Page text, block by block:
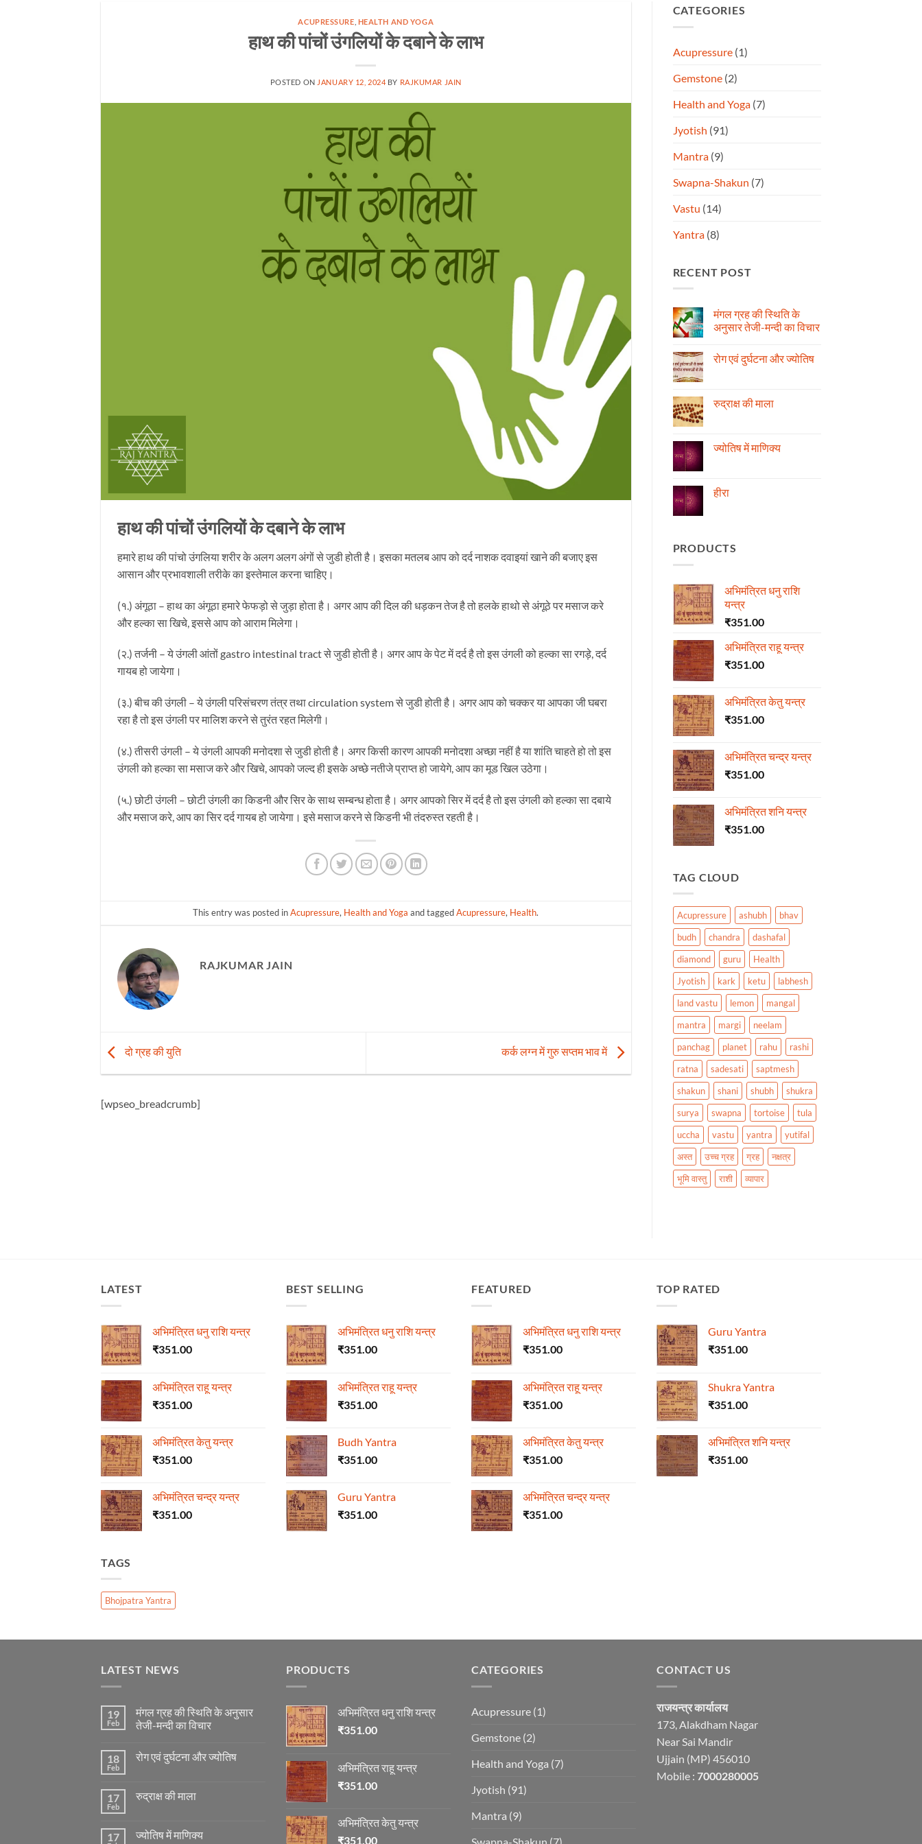
ACUPRESSURE HEALTH AND YOGA
हाथ की पांचों उंगलियों के दबाने के लाभ
POSTED ON JANUARY 12, 2024 BY RAJKUMAR JAIN
हाथ की पांचों उंगलियों के दबाने के लाभ
हमारे हाथ की पांचो उंगलिया शरीर के अलग अलग अंगों से जुडी होती है। इसका मतलब आप को दर्द नाशक दवाइयां खाने की बजाए इस
आसान और प्रभावशाली तरीके का इस्तेमाल करना चाहिए।
(१.) अंगूठा – हाथ का अंगूठा हमारे फेफड़ो से जुड़ा होता है। अगर आप की दिल की धड़कन तेज है तो हलके हाथो से अंगूठे पर मसाज करे
और हल्का सा खिचे, इससे आप को आराम मिलेगा।
(२.) तर्जनी – ये उंगली आंतों gastro intestinal tract से जुडी होती है। अगर आप के पेट में दर्द है तो इस उंगली को हल्का सा रगड़े, दर्द
गायब हो जायेगा।
(३.) बीच की उंगली – ये उंगली परिसंचरण तंत्र तथा circulation system से जुडी होती है। अगर आप को चक्कर या आपका जी घबरा
रहा है तो इस उंगली पर मालिश करने से तुरंत रहत मिलेगी।
(४.) तीसरी उंगली – ये उंगली आपकी मनोदशा से जुडी होती है। अगर किसी कारण आपकी मनोदशा अच्छा नहीं है या शांति चाहते हो तो इस
उंगली को हल्का सा मसाज करे और खिचे, आपको जल्द ही इसके अच्छे नतीजे प्राप्त हो जायेगे, आप का मूड खिल उठेगा।
(५.) छोटी उंगली – छोटी उंगली का किडनी और सिर के साथ सम्बन्ध होता है। अगर आपको सिर में दर्द है तो इस उंगली को हल्का सा दबाये
और मसाज करे, आप का सिर दर्द गायब हो जायेगा। इसे मसाज करने से किडनी भी तंदरुस्त रहती है।
This entry was posted inAcupressure, Health and Yoga and taggedAcupressure, Health.
RAJKUMAR JAIN
दो ग्रह की युति कर्क लग्न में गुरु सप्तम भाव में
[wpseo_breadcrumb]
CATEGORIES
Acupressure(1)
Gemstone(2)
Health and Yoga(7)
Jyotish (91)
Mantra(9)
Swapna-Shakun (7)
Vastu (14)
Yantra(8)
RECENT POST
मंगल ग्रह की स्थिति के
अनुसार तेजी-मन्दी का विचार
on
के
अनुसार
विचार
रोग एवं दुर्घटना और ज्योतिष
रोग
एवं
रुद्राक्ष की माला
रुद्राक्ष
की
ज्योतिष में माणिक्य
ज्योतिष
में
हीरा
PRODUCTS
अभिमंत्रित धनु राशि
यन्त्र
₹351.00
अभिमंत्रित राहू यन्त्र
₹351.00
अभिमंत्रित केतु यन्त्र
₹351.00
अभिमंत्रित चन्द्र यन्त्र
₹351.00
अभिमंत्रित शनि यन्त्र
₹351.00
TAG CLOUD
Acupressure ashubh
bhav
budh
chandra
dashafal
diamond
guru
Health
Jyotish
kark ketu
labhesh
land vastu
lemon
mangal
mantra
margi
neelam
panchag
planet rahu
rashi
ratna
sadesati
saptmesh
shakun
shani shubh
shukra
surya
swapna tortoise
tula
uccha
vastu yantra
yutifal
अस्त
उच्च ग्रह ग्रह
नक्षत्र
भूमि वास्तु
राशी व्यापार
LATEST
अभिमंत्रित धनु राशि यन्त्र
₹351.00
अभिमंत्रित राहू यन्त्र
₹351.00
अभिमंत्रित केतु यन्त्र
₹351.00
अभिमंत्रित चन्द्र यन्त्र
₹351.00
BEST SELLING
अभिमंत्रित धनु राशि यन्त्र
₹351.00
अभिमंत्रित राहू यन्त्र
₹351.00
Budh Yantra
₹351.00
Guru Yantra
₹351.00
FEATURED
अभिमंत्रित धनु राशि यन्त्र
₹351.00
अभिमंत्रित राहू यन्त्र
₹351.00
अभिमंत्रित केतु यन्त्र
₹351.00
अभिमंत्रित चन्द्र यन्त्र
₹351.00
TOP RATED
Guru Yantra
₹351.00
Shukra Yantra
₹351.00
अभिमंत्रित शनि यन्त्र
₹351.00
TAGS
Bhojpatra Yantra
LATEST NEWS
19
Feb
मंगल ग्रह की स्थिति के अनुसार
तेजी-मन्दी का विचार
on
स्थिति
के
मन्दी
का
18
Feb
रोग एवं दुर्घटना और ज्योतिष
रोग
ज्योतिष
17
Feb
रुद्राक्ष की माला
रुद्राक्ष
17 ज्योतिष में माणिक्य
PRODUCTS
अभिमंत्रित धनु राशि यन्त्र
₹351.00
अभिमंत्रित राहू यन्त्र
₹351.00
अभिमंत्रित केतु यन्त्र
₹351.00
CATEGORIES
Acupressure (1)
Gemstone (2)
Health and Yoga (7)
Jyotish (91)
Mantra (9)
CONTACT US
राजयन्त्र कार्यालय
173, Alakdham Nagar
Near Sai Mandir
Ujjain (MP) 456010
Mobile : 7000280005